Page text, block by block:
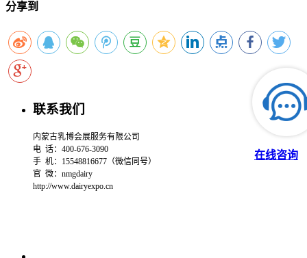
分享到
联系我们
内蒙古乳博会展服务有限公司
电 话：400-676-3090
手 机：15548816677（微信同号）
官 微： nmgdairy
http://www.dairyexpo.cn
在线咨询